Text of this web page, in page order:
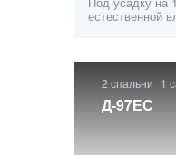
естественной
2 спальни 1
Д-97ЕС